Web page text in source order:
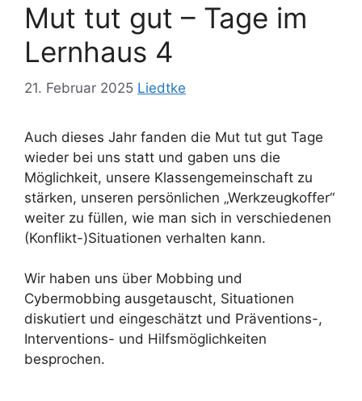
Mut tut gut – Tage im
Lernhaus 4
21. Februar 2025 Liedtke
Auch dieses Jahr fanden die Mut tut gut Tage
wieder bei uns statt und gaben uns die
Möglichkeit, unsere Klassengemeinschaft zu
stärken, unseren persönlichen „Werkzeugkoffer“
weiter zu füllen, wie man sich in verschiedenen
(Konflikt-)Situationen verhalten kann.
Wir haben uns über Mobbing und
Cybermobbing ausgetauscht, Situationen
diskutiert und eingeschätzt und Präventions-,
Interventions- und Hilfsmöglichkeiten
besprochen.